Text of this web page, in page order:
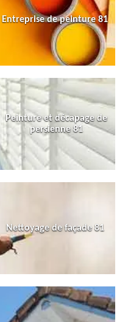
Entreprise de peinture 81
Peinture et décapage de
persienne 81
Nettoyage de façade 81